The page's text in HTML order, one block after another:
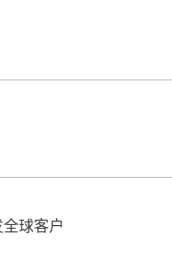
球客户